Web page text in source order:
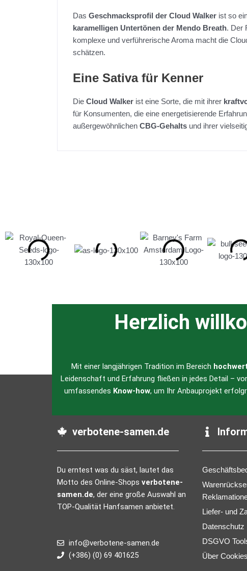
Das Geschmacksprofil der Cloud Walker ist so
karamelligen Untertönen der Mendo Breath. Der
komplexe und verführerische Aroma macht die
schätzen.
Eine Sativa für Kenner
Die Cloud Walker ist eine Sorte, die mit ihrer
für Konsumenten, die eine energetisierende
außergewöhnlichen CBG-Gehalts und ihrer
Herzlich
Mit einer langjährigen Tradition im Bereich
Leidenschaft und Erfahrung fließen in jedes Detail –
umfassendes Know-how, um Ihr Anbauprojekt
verbotene-samen.de
Du erntest was du säst, lautet das
Motto des Online-Shops verbotene-
samen.de, der eine große Auswahl an
TOP-Qualität Hanfsamen anbietet.
info@verbotene-samen.de
(+386) (0) 69 401625
Liefer- und
Datenschutz
DSGVO
Über Cookies